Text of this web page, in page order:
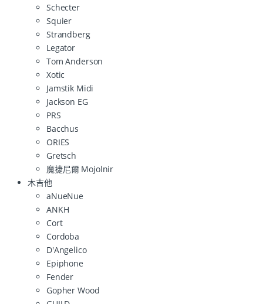
Schecter
Squier
Strandberg
Legator
Tom Anderson
Xotic
Jamstik Midi
Jackson EG
PRS
Bacchus
ORIES
Gretsch
魔捷尼爾 Mojolnir
木吉他
aNueNue
ANKH
Cort
Cordoba
D'Angelico
Epiphone
Fender
Gopher Wood